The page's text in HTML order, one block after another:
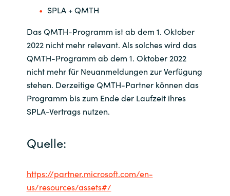
SPLA + QMTH
Das QMTH-Programm ist ab dem 1. Oktober
2022 nicht mehr relevant. Als solches wird das
QMTH-Programm ab dem 1. Oktober 2022
nicht mehr für Neuanmeldungen zur Verfügung
stehen. Derzeitige QMTH-Partner können das
Programm bis zum Ende der Laufzeit ihres
SPLA-Vertrags nutzen.
Quelle:
https://partner.microsoft.com/en-
us/resources/assets#/